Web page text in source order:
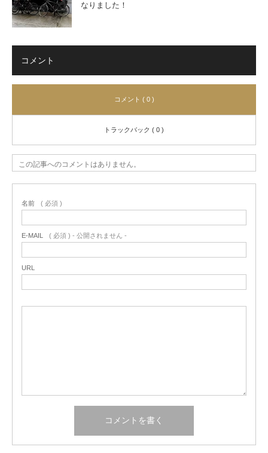
なりました！
コメント
コメント ( 0 )
トラックバック ( 0 )
この記事へのコメントはありません。
名前 ( 必須 )
E-MAIL ( 必須 ) - 公開されません -
URL